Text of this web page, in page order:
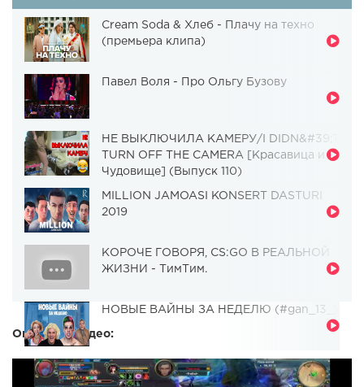
Cream Soda & Хлеб - Плачу на техно
(премьера клипа)
Павел Воля - Про Ольгу Бузову
НЕ ВЫКЛЮЧИЛА КАМЕРУ/I DIDN&#39;T
TURN OFF THE CAMERA [Красавица и
Чудовище] (Выпуск 110)
MILLION JAMOASI KONSERT DASTURI
2019
КОРОЧЕ ГОВОРЯ, CS:GO В РЕАЛЬНОЙ
ЖИЗНИ - ТимТим.
НОВЫЕ ВАЙНЫ ЗА НЕДЕЛЮ (#gan_13_)
Описание видео: